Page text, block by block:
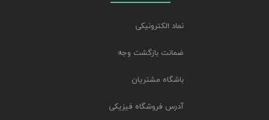
نماد الکترونیکی
ضمانت بازگشت وجه
باشگاه مشتریان
آدرس فروشگاه فیزیکی